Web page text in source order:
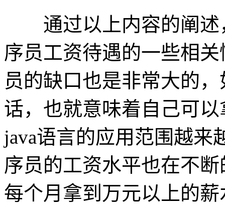
通过以上内容的阐述
序员工资待遇的一些相
员的缺口也是非常大的
话，也就意味着自己可
java语言的应用范围越来
序员的工资水平也在不
每个月拿到万元以上的